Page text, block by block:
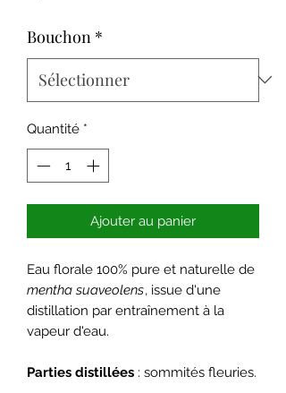
Bouchon *
Quantité *
Ajouter au panier
Eau florale 100% pure et naturelle de
mentha suaveolens, issue d'une
distillation par entraînement à la
vapeur d'eau.
Parties distillées : sommités fleuries.